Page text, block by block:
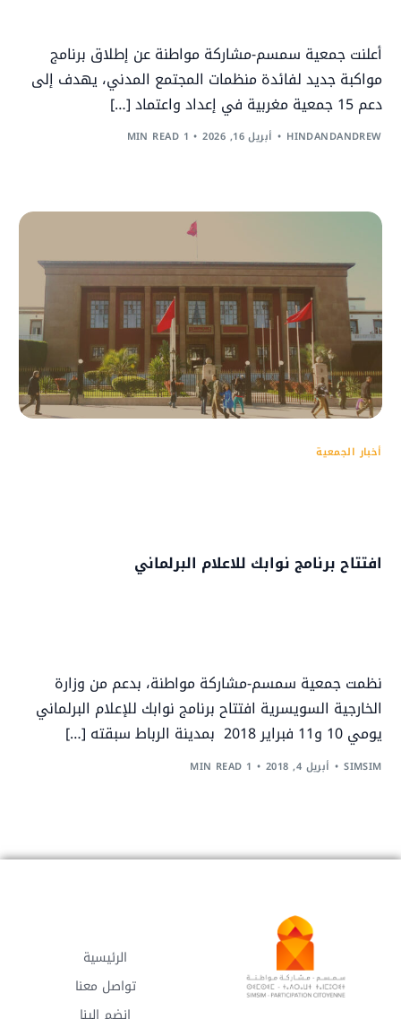
أعلنت جمعية سمسم-مشاركة مواطنة عن إطلاق برنامج
مواكبة جديد لفائدة منظمات المجتمع المدني، يهدف إلى
دعم 15 جمعية مغربية في إعداد واعتماد […]
HINDANDANDREW أبريل 16, 2026 1 MIN READ
أخبار الجمعية
افتتاح برنامج نوابك للاعلام البرلماني
نظمت جمعية سمسم-مشاركة مواطنة، بدعم من وزارة
الخارجية السويسرية افتتاح برنامج نوابك للإعلام البرلماني
يومي 10 و11 فبراير 2018 بمدينة الرباط سبقته […]
SIMSIM أبريل 4, 2018 1 MIN READ
الرئيسية
تواصل معنا